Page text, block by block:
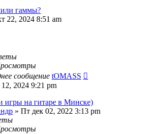
гаммы?
22, 2024 8:51 am
сообщение tOMASS
2024 9:21 pm
игры на гитаре в Минске)
» Пт дек 02, 2022 3:13 pm